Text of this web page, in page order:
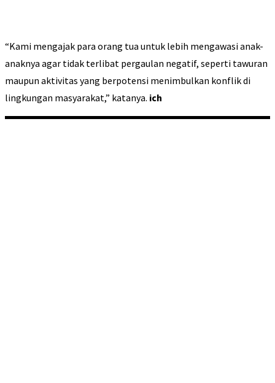
“Kami mengajak para orang tua untuk lebih mengawasi anak-
anaknya agar tidak terlibat pergaulan negatif, seperti tawuran
maupun aktivitas yang berpotensi menimbulkan konflik di
lingkungan masyarakat,” katanya. ich